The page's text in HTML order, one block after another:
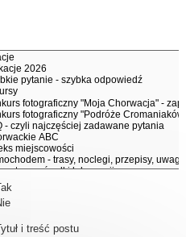
i treść postu